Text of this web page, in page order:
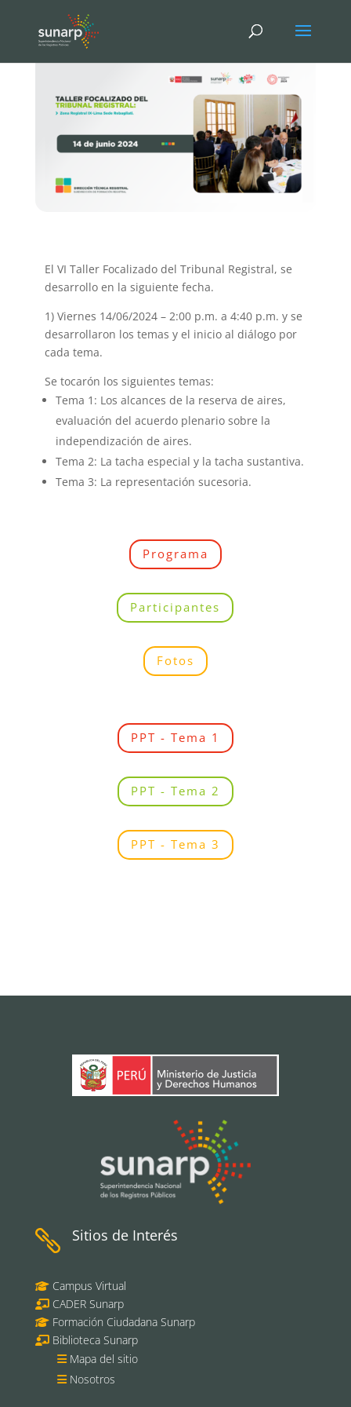
El VI Taller Focalizado del Tribunal Registral, se
desarrollo en la siguiente fecha.
1) Viernes 14/06/2024 – 2:00 p.m. a 4:40 p.m. y se
desarrollaron los temas y el inicio al diálogo por
cada tema.
Se tocarón los siguientes temas:
Tema 1: Los alcances de la reserva de aires,
evaluación del acuerdo plenario sobre la
independización de aires.
Tema 2: La tacha especial y la tacha sustantiva.
Tema 3: La representación sucesoria.
Programa
Participantes
Fotos
PPT - Tema 1
PPT - Tema 2
PPT - Tema 3
 Sitios de Interés
Campus Virtual
CADER Sunarp
Formación Ciudadana Sunarp
Biblioteca Sunarp
Mapa del sitio
Nosotros